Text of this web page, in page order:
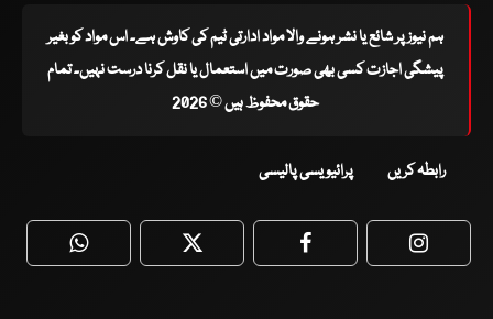
ہم نیوز پر شائع یا نشر ہونے والا مواد ادارتی ٹیم کی کاوش ہے۔ اس مواد کو بغیر
پیشگی اجازت کسی بھی صورت میں استعمال یا نقل کرنا درست نہیں۔ تمام
حقوق محفوظ ہیں © 2026
رابطہ کریں پرائیویسی پالیسی
WhatsApp Twitter Facebook